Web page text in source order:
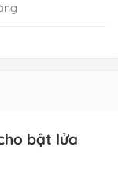
bật lửa